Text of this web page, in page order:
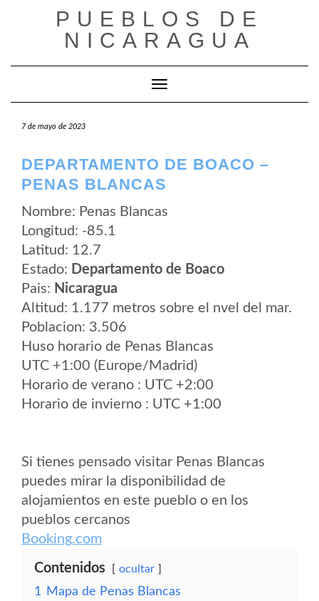
PUEBLOS DE
NICARAGUA
Cambiar modo de navegación
7 de mayo de 2023
DEPARTAMENTO DE BOACO –
PENAS BLANCAS
Nombre: Penas Blancas
Longitud: -85.1
Latitud: 12.7
Estado: Departamento de Boaco
Pais: Nicaragua
Altitud: 1.177 metros sobre el nvel del mar.
Poblacion: 3.506
Huso horario de Penas Blancas
UTC +1:00 (Europe/Madrid)
Horario de verano : UTC +2:00
Horario de invierno : UTC +1:00
Si tienes pensado visitar Penas Blancas
puedes mirar la disponibilidad de
alojamientos en este pueblo o en los
pueblos cercanos
Booking.com
Contenidos ocultar
1
Mapa de Penas Blancas